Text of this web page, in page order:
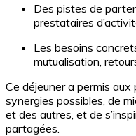
Des pistes de
prestataires
Les besoins
mutualisation,
Ce déjeuner a permis
synergies possibles, de
et des autres, et de
partagées.